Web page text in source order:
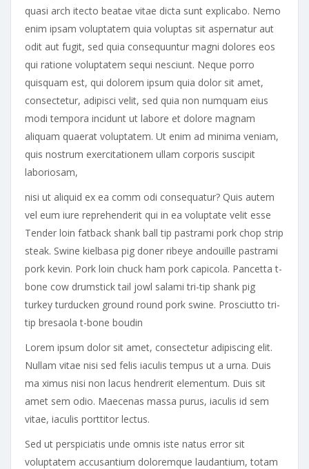
quasi arch itecto beatae vitae dicta sunt explicabo. Nemo
enim ipsam voluptatem quia voluptas sit aspernatur aut
odit aut fugit, sed quia consequuntur magni dolores eos
qui ratione voluptatem sequi nesciunt. Neque porro
quisquam est, qui dolorem ipsum quia dolor sit amet,
consectetur, adipisci velit, sed quia non numquam eius
modi tempora incidunt ut labore et dolore magnam
aliquam quaerat voluptatem. Ut enim ad minima veniam,
quis nostrum exercitationem ullam corporis suscipit
laboriosam,
nisi ut aliquid ex ea comm odi consequatur? Quis autem
vel eum iure reprehenderit qui in ea voluptate velit esse
Tender loin fatback shank ball tip pastrami pork chop strip
steak. Swine kielbasa pig doner ribeye andouille pastrami
pork kevin. Pork loin chuck ham pork capicola. Pancetta t-
bone cow drumstick tail jowl salami tri-tip shank pig
turkey turducken ground round pork swine. Prosciutto tri-
tip bresaola t-bone boudin
Lorem ipsum dolor sit amet, consectetur adipiscing elit.
Nullam vitae nisi sed felis iaculis tempus ut a urna. Duis
ma ximus nisi non lacus hendrerit elementum. Duis sit
amet sem odio. Maecenas massa purus, iaculis id sem
vitae, iaculis porttitor lectus.
Sed ut perspiciatis unde omnis iste natus error sit
voluptatem accusantium doloremque laudantium, totam